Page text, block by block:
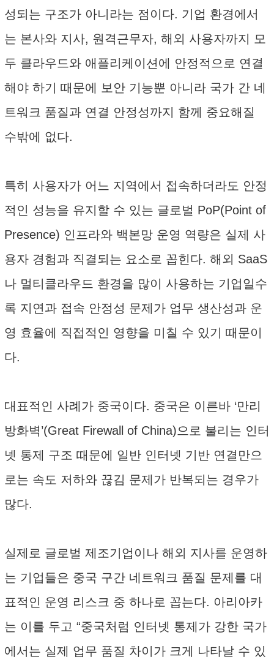
성되는 구조가 아니라는 점이다. 기업 환경에서
는 본사와 지사, 원격근무자, 해외 사용자까지 모
두 클라우드와 애플리케이션에 안정적으로 연결
해야 하기 때문에 보안 기능뿐 아니라 국가 간 네
트워크 품질과 연결 안정성까지 함께 중요해질
수밖에 없다.
특히 사용자가 어느 지역에서 접속하더라도 안정
적인 성능을 유지할 수 있는 글로벌 PoP(Point of
Presence) 인프라와 백본망 운영 역량은 실제 사
용자 경험과 직결되는 요소로 꼽힌다. 해외 SaaS
나 멀티클라우드 환경을 많이 사용하는 기업일수
록 지연과 접속 안정성 문제가 업무 생산성과 운
영 효율에 직접적인 영향을 미칠 수 있기 때문이
다.
대표적인 사례가 중국이다. 중국은 이른바 ‘만리
방화벽’(Great Firewall of China)으로 불리는 인터
넷 통제 구조 때문에 일반 인터넷 기반 연결만으
로는 속도 저하와 끊김 문제가 반복되는 경우가
많다.
실제로 글로벌 제조기업이나 해외 지사를 운영하
는 기업들은 중국 구간 네트워크 품질 문제를 대
표적인 운영 리스크 중 하나로 꼽는다. 아리아카
는 이를 두고 “중국처럼 인터넷 통제가 강한 국가
에서는 실제 업무 품질 차이가 크게 나타날 수 있